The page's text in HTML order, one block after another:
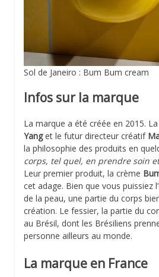
Sol de Janeiro : Bum Bum cream
Infos sur la marque
La marque a été créée en 2015.
Yanget le futur directeur créatif
la philosophie des produits en
corps, tel quel, en prendre soin
Leur premier produit, la crème
cet adage. Bien que vous puissiez
de la peau, une partie du corps
création. Le fessier, la partie du
au Brésil, dont les Brésiliens
personne ailleurs au monde.
La marque en France